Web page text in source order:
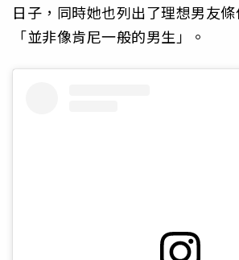
日子，同時她也列出了理想男友
「並非像肯尼一般的男生」。